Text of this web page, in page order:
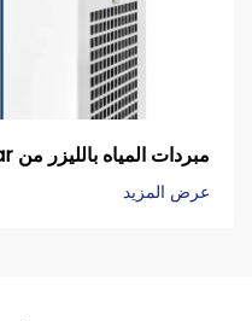
مبردات المياه بالليزر من Raysoar لحلول التبريد الفعالة
عرض المزيد